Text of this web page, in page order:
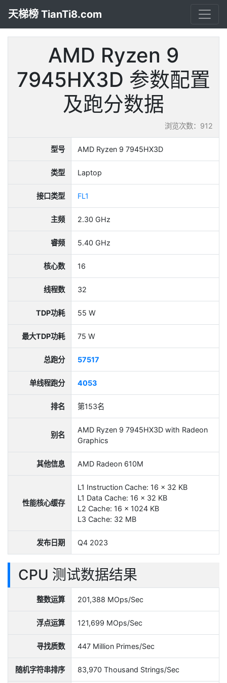
天梯榜 TianTi8.com
AMD Ryzen 9
7945HX3D 参数配置
及跑分数据
浏览次数：912
型号 AMD Ryzen 9 7945HX3D
类型 Laptop
接口类型 FL1
主频 2.30 GHz
睿频 5.40 GHz
核心数 16
线程数 32
TDP功耗 55 W
最大TDP功耗 75 W
总跑分 57517
单线程跑分 4053
排名 第153名
别名
AMD Ryzen 9 7945HX3D with Radeon
Graphics
其他信息 AMD Radeon 610M
性能核心缓存
L1 Instruction Cache: 16 x 32 KB
L1 Data Cache: 16 x 32 KB
L2 Cache: 16 x 1024 KB
L3 Cache: 32 MB
发布日期 Q4 2023
CPU 测试数据结果
整数运算 201,388 MOps/Sec
浮点运算 121,699 MOps/Sec
寻找质数 447 Million Primes/Sec
随机字符串排序 83,970 Thousand Strings/Sec